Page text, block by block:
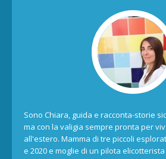
Sono Chiara, guida e racconta-storie
ma con la valigia sempre pronta per
all'estero. Mamma di tre piccoli
e 2020 e moglie di un pilota